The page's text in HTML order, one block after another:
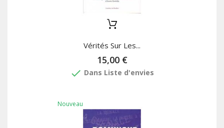
Vérités Sur Les...
15,00 €
done Dans Liste d'envies
Nouveau